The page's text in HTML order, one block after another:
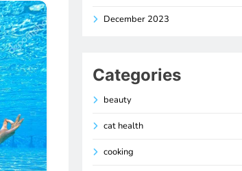
December 2023
Categories
beauty
cat health
cooking